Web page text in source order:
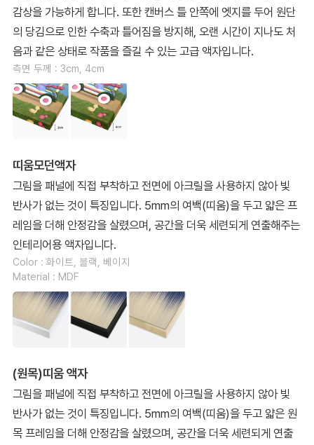
감상을 가능하게 합니다. 또한 캔버스 틀 안쪽에 엣지를 두어 원단
의 당김으로 인한 수축과 틀어짐을 방지해, 오랜 시간이 지나도 처
음과 같은 상태로 작품을 즐길 수 있는 고급 액자입니다.
측면 두께 : 3cm, 4cm
띠움모던액자
그림을 패널에 직접 부착하고 전면에 아크릴을 사용하지 않아 빛
반사가 없는 것이 특징입니다. 5mm의 여백(띠움)을 두고 얇은 프
레임을 더해 안정감을 살렸으며, 공간을 더욱 세련되게 연출해주는
인테리어용 액자입니다.
Color : 화이트, 블랙, 베이지
Material : MDF
(원목)띠움 액자
그림을 패널에 직접 부착하고 전면에 아크릴을 사용하지 않아 빛
반사가 없는 것이 특징입니다. 5mm의 여백(띠움)을 두고 얇은 원
목 프레임을 더해 안정감을 살렸으며, 공간을 더욱 세련되게 연출